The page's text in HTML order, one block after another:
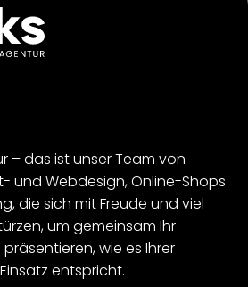
– das ist unser Team von
und Webdesign, Online-Shops
die sich mit Freude und viel
um gemeinsam Ihr
wie es Ihrer
entspricht.